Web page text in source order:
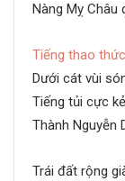
Nàng Mỵ Châu
Tiếng thao thức
Dưới cát vùi
Tiếng tủi cực
Thành Nguyễn
Trái đất rộng